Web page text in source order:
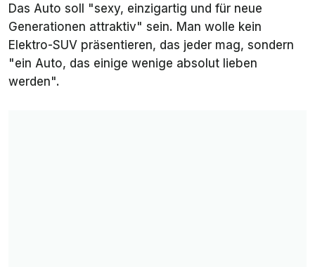
Das Auto soll "sexy, einzigartig und für neue
Generationen attraktiv" sein. Man wolle kein
Elektro-SUV präsentieren, das jeder mag, sondern
"ein Auto, das einige wenige absolut lieben
werden".